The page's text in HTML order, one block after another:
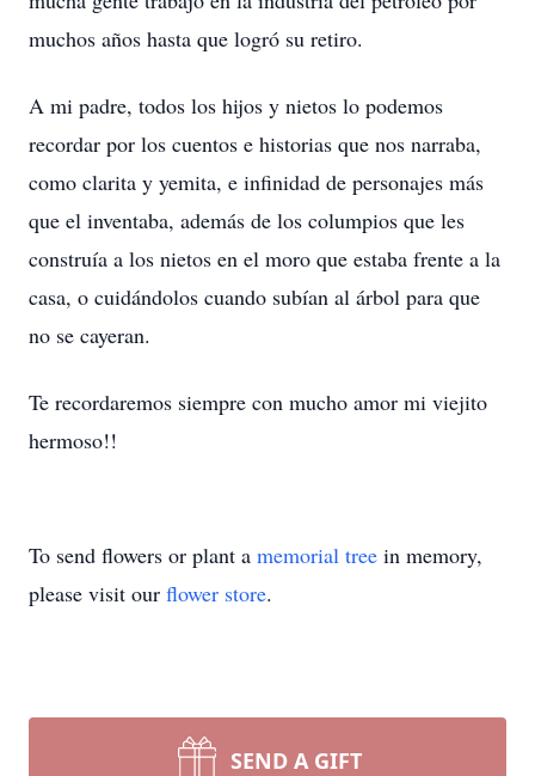
muchos años hasta que logró su retiro.
A mi padre, todos los hijos y nietos lo podemos
recordar por los cuentos e historias que nos narraba,
como clarita y yemita, e infinidad de personajes más
que el inventaba, además de los columpios que les
construía a los nietos en el moro que estaba frente a la
casa, o cuidándolos cuando subían al árbol para que
no se cayeran.
Te recordaremos siempre con mucho amor mi viejito
hermoso!!
To send flowers or plant a memorial tree in memory,
please visit our flower store.
SEND A GIFT